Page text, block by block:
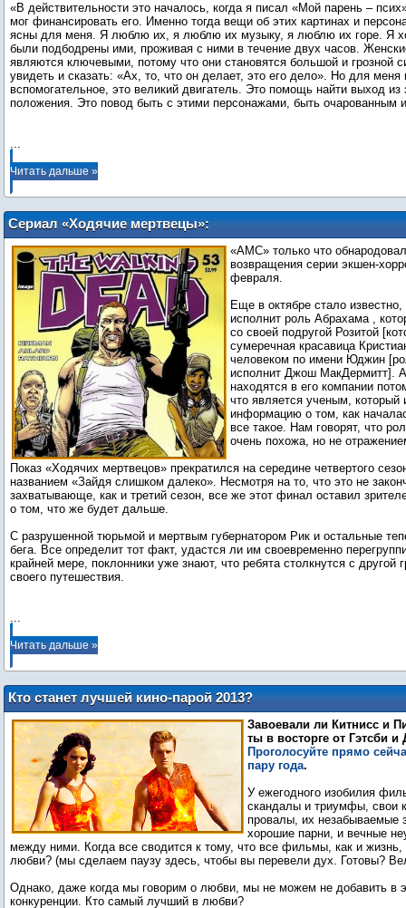
«В действительности это началось, когда я писал «Мой парень –
мог финансировать его. Именно тогда вещи об этих картинах и
ясны для меня. Я люблю их, я люблю их музыку, я люблю их горе. Я
были подбодрены ими, проживая с ними в течение двух часов.
являются ключевыми, потому что они становятся большой и грозной
увидеть и сказать: «Ах, то, что он делает, это его дело». Но для меня
вспомогательное, это великий двигатель. Это помощь найти выход из
положения. Это повод быть с этими персонажами, быть очарованным
...
Читать дальше »
Сериал «Ходячие мертвецы»:
Возвращение с Розитой (Кристиан
Серратос)
«AMC» только что
возвращения серии экшен-
февраля.
Еще в октябре стало
исполнит роль Абрахама ,
со своей подругой Розитой
сумеречная красавица
человеком по имени Юджин
исполнит Джош МакДермитт].
находятся в его компании
что является ученым,
информацию о том, как
все такое. Нам говорят, что
очень похожа, но не
Показ «Ходячих мертвецов» прекратился на середине четвертого
названием «Зайдя слишком далеко». Несмотря на то, что это не
захватывающе, как и третий сезон, все же этот финал оставил
о том, что же будет дальше.
С разрушенной тюрьмой и мертвым губернатором Рик и остальные
бега. Все определит тот факт, удастся ли им своевременно
крайней мере, поклонники уже знают, что ребята столкнутся с другой
своего путешествия.
...
Читать дальше »
Кто станет лучшей кино-парой 2013?
Решать вам!
Завоевали ли Китнисс и
ты в восторге от Гэтсби и
Проголосуйте прямо
пару года.
У ежегодного изобилия
скандалы и триумфы, свои
провалы, их незабываемые
хорошие парни, и вечные
между ними. Когда все сводится к тому, что все фильмы, как и
любви? (мы сделаем паузу здесь, чтобы вы перевели дух. Готовы?
Однако, даже когда мы говорим о любви, мы не можем не добавить в
конкуренции. Кто самый лучший в любви?